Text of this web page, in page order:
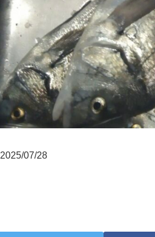
2025/07/28